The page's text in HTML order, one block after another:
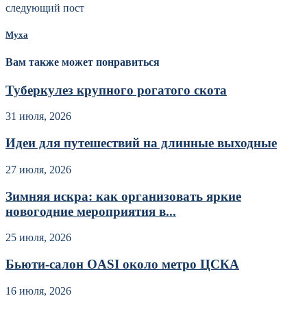
следующий пост
Муха
Вам также может понравиться
Туберкулез крупного рогатого скота
31 июля, 2026
Идеи для путешествий на длинные выходные
27 июля, 2026
Зимняя искра: как организовать яркие
новогодние мероприятия в...
25 июля, 2026
Бьюти-салон OASI около метро ЦСКА
16 июля, 2026